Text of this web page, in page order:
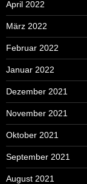
April 2022
März 2022
Februar 2022
Januar 2022
Dezember 2021
November 2021
Oktober 2021
September 2021
August 2021